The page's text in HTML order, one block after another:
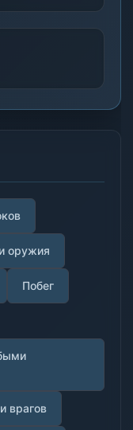
оружия
Побег
врагов